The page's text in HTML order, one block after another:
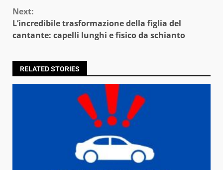
Next:
L’incredibile trasformazione della figlia del
cantante: capelli lunghi e fisico da schianto
RELATED STORIES